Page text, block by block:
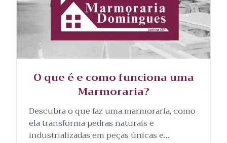
O que é e como funciona uma
Marmoraria?
Descubra o que faz uma marmoraria, como
ela transforma pedras naturais e
industrializadas em peças únicas e